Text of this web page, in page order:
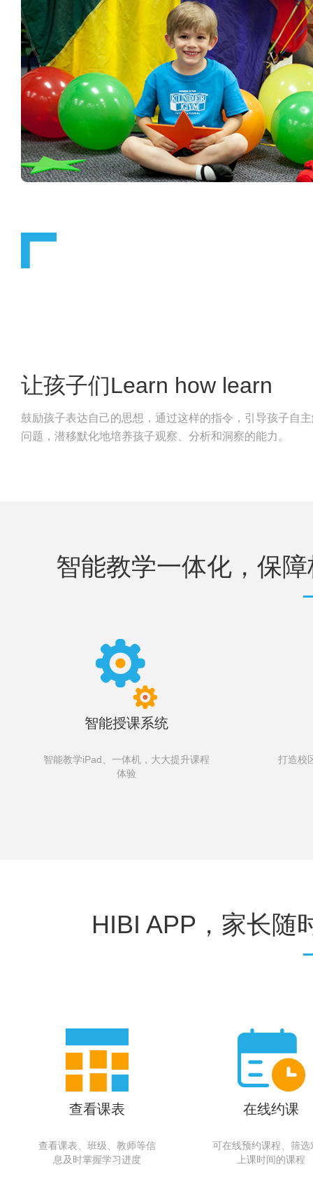
让孩子们Learn how learn
鼓励孩子表达自己的思想，通过这样的指令，引导孩子自
问题，潜移默化地培养孩子观察、分析和洞察的能力。
智能教学一体化，保
智能授课系统
智能教学iPad、一体机，大大提升课程
体验
打造校
HIBI APP，家长随
查看课表
查看课表、班级、教师等信
息及时掌握学习进度
在线约课
可在线预约课程、筛选
上课时间的课程